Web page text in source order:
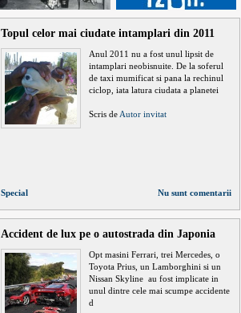
Topul celor mai ciudate intamplari din 2011
Anul 2011 nu a fost unul lipsit de
intamplari neobisnuite. De la soferul
de taxi mumificat si pana la rechinul
ciclop, iata latura ciudata a planetei
Scris de Autor invitat
Special Nu sunt comentarii
Accident de lux pe o autostrada din Japonia
Opt masini Ferrari, trei Mercedes, o
Toyota Prius, un Lamborghini si un
Nissan Skyline au fost implicate in
unul dintre cele mai scumpe accidente
d